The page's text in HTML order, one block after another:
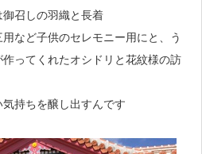
召しの羽織と長着
など子供のセレモニー用にと、う
ってくれたオシドリと花紋様の訪
持ちを醸し出すんです